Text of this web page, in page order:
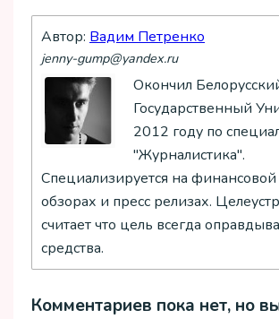
Автор: Вадим Петренко
jenny-gump@yandex.ru
Окончил
Государственный
2012 году по
"Журналистика".
Специализируется на финансовой
обзорах и пресс релизах.
считает что цель всегда
средства.
Комментариев пока нет, но